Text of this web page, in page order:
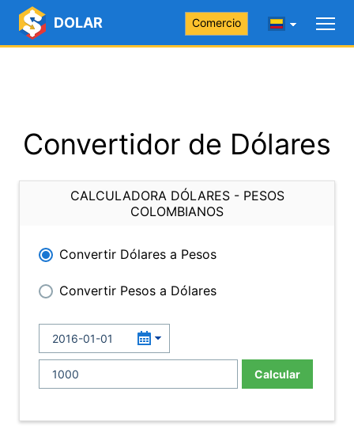
DOLAR Comercio
Convertidor de Dólares
CALCULADORA DÓLARES - PESOS
COLOMBIANOS
Convertir Dólares a Pesos
Convertir Pesos a Dólares
Calcular